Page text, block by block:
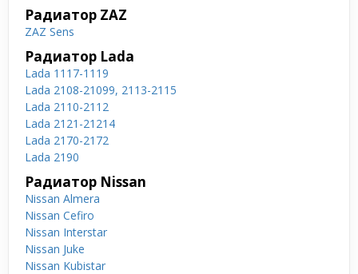
Радиатор ZAZ
ZAZ Sens
Радиатор Lada
Lada 1117-1119
Lada 2108-21099, 2113-2115
Lada 2110-2112
Lada 2121-21214
Lada 2170-2172
Lada 2190
Радиатор Nissan
Nissan Almera
Nissan Cefiro
Nissan Interstar
Nissan Juke
Nissan Kubistar